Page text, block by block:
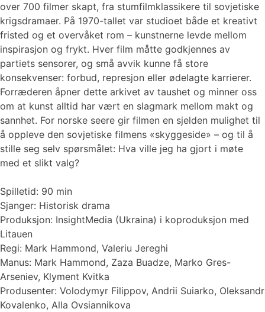
over 700 filmer skapt, fra stumfilmklassikere til sovjetiske
krigsdramaer. På 1970-tallet var studioet både et kreativt
fristed og et overvåket rom – kunstnerne levde mellom
inspirasjon og frykt. Hver film måtte godkjennes av
partiets sensorer, og små avvik kunne få store
konsekvenser: forbud, represjon eller ødelagte karrierer.
Forræderen åpner dette arkivet av taushet og minner oss
om at kunst alltid har vært en slagmark mellom makt og
sannhet. For norske seere gir filmen en sjelden mulighet til
å oppleve den sovjetiske filmens «skyggeside» – og til å
stille seg selv spørsmålet: Hva ville jeg ha gjort i møte
med et slikt valg?
Spilletid: 90 min
Sjanger: Historisk drama
Produksjon: InsightMedia (Ukraina) i koproduksjon med
Litauen
Regi: Mark Hammond, Valeriu Jereghi
Manus: Mark Hammond, Zaza Buadze, Marko Gres-
Arseniev, Klyment Kvitka
Produsenter: Volodymyr Filippov, Andrii Suiarko, Oleksandr
Kovalenko, Alla Ovsiannikova